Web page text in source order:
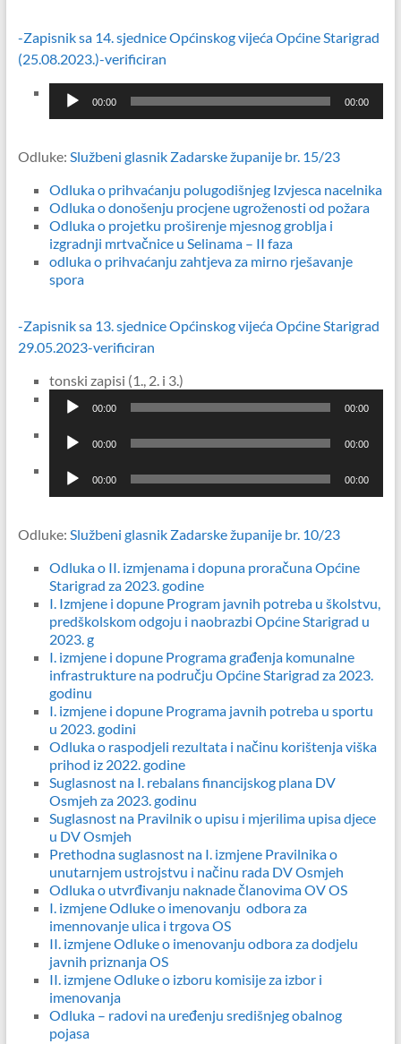
-Zapisnik sa 14. sjednice Općinskog vijeća Općine Starigrad
(25.08.2023.)-verificiran
Reproduktor
audiozapisa
00:00 00:00
Odluke: Službeni glasnik Zadarske županije br. 15/23
Odluka o prihvaćanju polugodišnjeg Izvjesca nacelnika
Odluka o donošenju procjene ugroženosti od požara
Odluka o projetku proširenje mjesnog groblja i
izgradnji mrtvačnice u Selinama – II faza
odluka o prihvaćanju zahtjeva za mirno rješavanje
spora
-Zapisnik sa 13. sjednice Općinskog vijeća Općine Starigrad
29.05.2023-verificiran
tonski zapisi (1., 2. i 3.)
Reproduktor
audiozapisa
00:00 00:00
Reproduktor
audiozapisa
00:00 00:00
Reproduktor
audiozapisa
00:00 00:00
Odluke: Službeni glasnik Zadarske županije br. 10/23
Odluka o II. izmjenama i dopuna proračuna Općine
Starigrad za 2023. godine
I. Izmjene i dopune Program javnih potreba u školstvu,
predškolskom odgoju i naobrazbi Općine Starigrad u
2023. g
I. izmjene i dopune Programa građenja komunalne
infrastrukture na području Općine Starigrad za 2023.
godinu
I. izmjene i dopune Programa javnih potreba u sportu
u 2023. godini
Odluka o raspodjeli rezultata i načinu korištenja viška
prihod iz 2022. godine
Suglasnost na I. rebalans financijskog plana DV
Osmjeh za 2023. godinu
Suglasnost na Pravilnik o upisu i mjerilima upisa djece
u DV Osmjeh
Prethodna suglasnost na I. izmjene Pravilnika o
unutarnjem ustrojstvu i načinu rada DV Osmjeh
Odluka o utvrđivanju naknade članovima OV OS
I. izmjene Odluke o imenovanju odbora za
imennovanje ulica i trgova OS
II. izmjene Odluke o imenovanju odbora za dodjelu
javnih priznanja OS
II. izmjene Odluke o izboru komisije za izbor i
imenovanja
Odluka – radovi na uređenju središnjeg obalnog
pojasa